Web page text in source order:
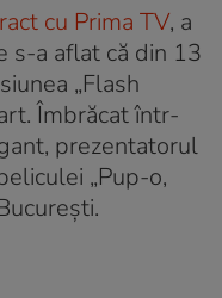
cu Prima TV, a
s-a aflat că din 13
„Flash
Îmbrăcat într-
prezentatorul
„Pup-o,